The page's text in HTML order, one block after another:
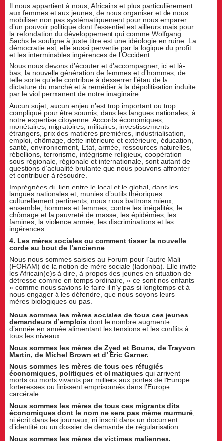
Il nous appartient à nous, Africains et plus particulièrement
aux femmes et aux jeunes, de nous organiser et de nous
mobiliser non pas systématiquement pour nous emparer
d’un pouvoir politique dont l’essentiel est ailleurs mais pour
la refondation du développement qui comme Wolfgang
Sachs le souligne à juste titre est une idéologie en ruine. La
démocratie est, elle aussi pervertie par la logique du profit
et les interminables ingérences de l’Occident.
Nous nous devons d’écouter et d’accompagner, ici et là-
bas, la nouvelle génération de femmes et d’hommes, de
telle sorte qu’elle contribue à desserrer l’étau de la
dictature du marché et à remédier à la dépolitisation induite
par le viol permanent de notre imaginaire.
Aucun sujet, aucun enjeu n’est trop important ou trop
compliqué pour être soumis, dans les langues nationales, à
notre expertise citoyenne. Accords économiques,
monétaires, migratoires, militaires, investissements
étrangers, prix des matières premières, industrialisation,
emploi, chômage, dette intérieure et extérieure, éducation,
santé, environnement, Etat, armée, ressources naturelles,
rébellions, terrorisme, intégrisme religieux, coopération
sous régionale, régionale et internationale, sont autant de
questions d’actualité brulante que nous pouvons affronter
et contribuer à résoudre.
Imprégnées du lien entre le local et le global, dans les
langues nationales et, munies d’outils théoriques
culturellement pertinents, nous nous battrons mieux,
ensemble, hommes et femmes, contre les inégalités, le
chômage et la pauvreté de masse, les épidémies, les
famines, la violence armée, les discriminations et les
ingérences.
4. Les mères sociales ou comment tisser la nouvelle
corde au bout de l’ancienne
Nous nous sommes saisies au Forum pour l’autre Mali
(FORAM) de la notion de mère sociale (ladonba). Elle invite
les Africain(e)s à dire, à propos des jeunes en situation de
détresse comme en temps ordinaire, « ce sont nos enfants
» comme nous savions le faire il n’y pas si longtemps et à
nous engager à les défendre, que nous soyons leurs
mères biologiques ou pas.
Nous sommes les mères sociales de tous ces jeunes
demandeurs d’emplois dont le nombre augmente
d’année en année alimentant les tensions et les conflits à
tous les niveaux.
Nous sommes les mères de Zyed et Bouna, de Trayvon
Martin, de Michel Brown et d’ Éric Garner.
Nous sommes les mères de tous ces réfugiés
économiques, politiques et climatiques qui arrivent
morts ou morts vivants par milliers aux portes de l’Europe
forteresses ou finissent emprisonnés dans l’Europe
carcérale.
Nous sommes les mères de tous ces migrants dits
économiques dont le nom ne sera pas même murmuré,
ni écrit dans les journaux, ni inscrit dans un document
d’identité ou un dossier de demande de régularisation.
Nous sommes les mères de victimes maliennes,